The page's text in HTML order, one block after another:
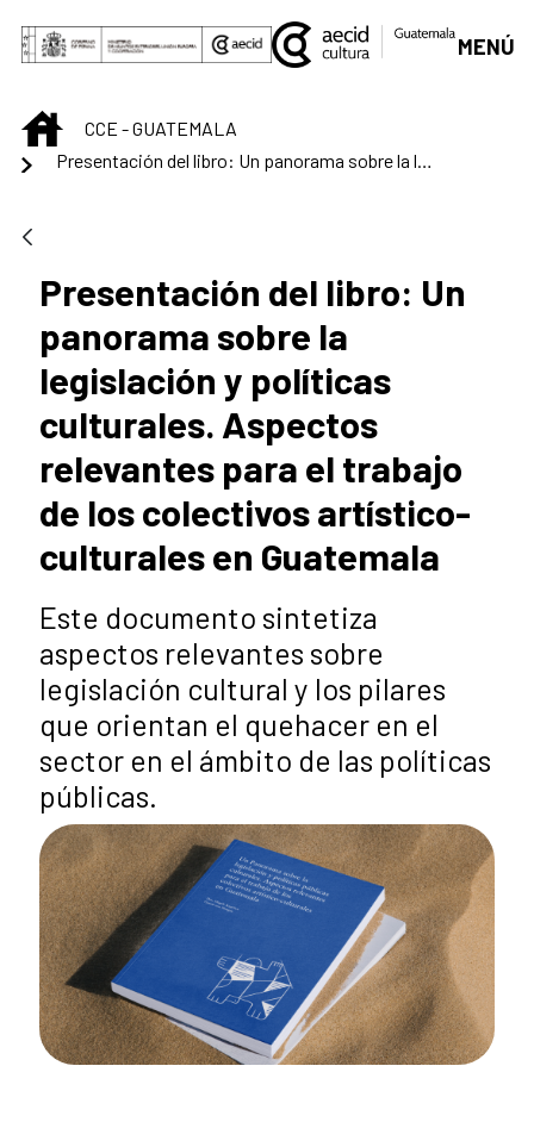
Saltar al contenido principal
MENÚ
INICIOCCE - GUATEMALA
Presentación del libro: Un
panorama sobre la
legislación y políticas
culturales. Aspectos
relevantes para el trabajo
de los colectivos artístico-
culturales en Guatemala
Este documento sintetiza
aspectos relevantes sobre
legislación cultural y los pilares
que orientan el quehacer en el
sector en el ámbito de las políticas
públicas.